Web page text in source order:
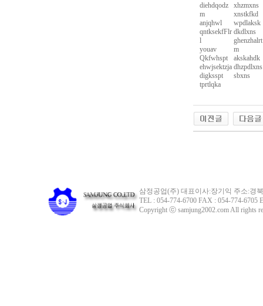
diehdqodz
m
anjqhwl
qntksekfFlr
l
youav
Qkfwhspt
ehwjsektzja
digksspt
tprtlqka
xhzmxns
xnstkfkd
wpdlaksk
dkdlxns
ghenzhalrt
m
akskahdk
dhzpdlxns
sbxns
삼정공업(주) 대표이사:장기익 주소:경
TEL : 054-774-6700 FAX : 054-774-6705
Copyright ⓒ samjung2002.com All rights